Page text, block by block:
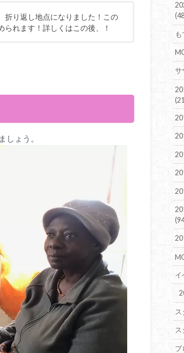
り返し地点になりました！この
れます！詳しくはこの後、！
しょう。
サ
プ